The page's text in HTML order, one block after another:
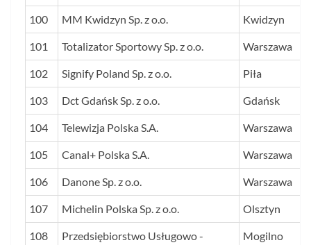
100 MM Kwidzyn Sp. z o.o. Kwidzyn
101 Totalizator Sportowy Sp. z o.o. Warszawa
102 Signify Poland Sp. z o.o. Piła
103 Dct Gdańsk Sp. z o.o. Gdańsk
104 Telewizja Polska S.A. Warszawa
105 Canal+ Polska S.A. Warszawa
106 Danone Sp. z o.o. Warszawa
107 Michelin Polska Sp. z o.o. Olsztyn
108 Przedsiębiorstwo Usługowo - Mogilno